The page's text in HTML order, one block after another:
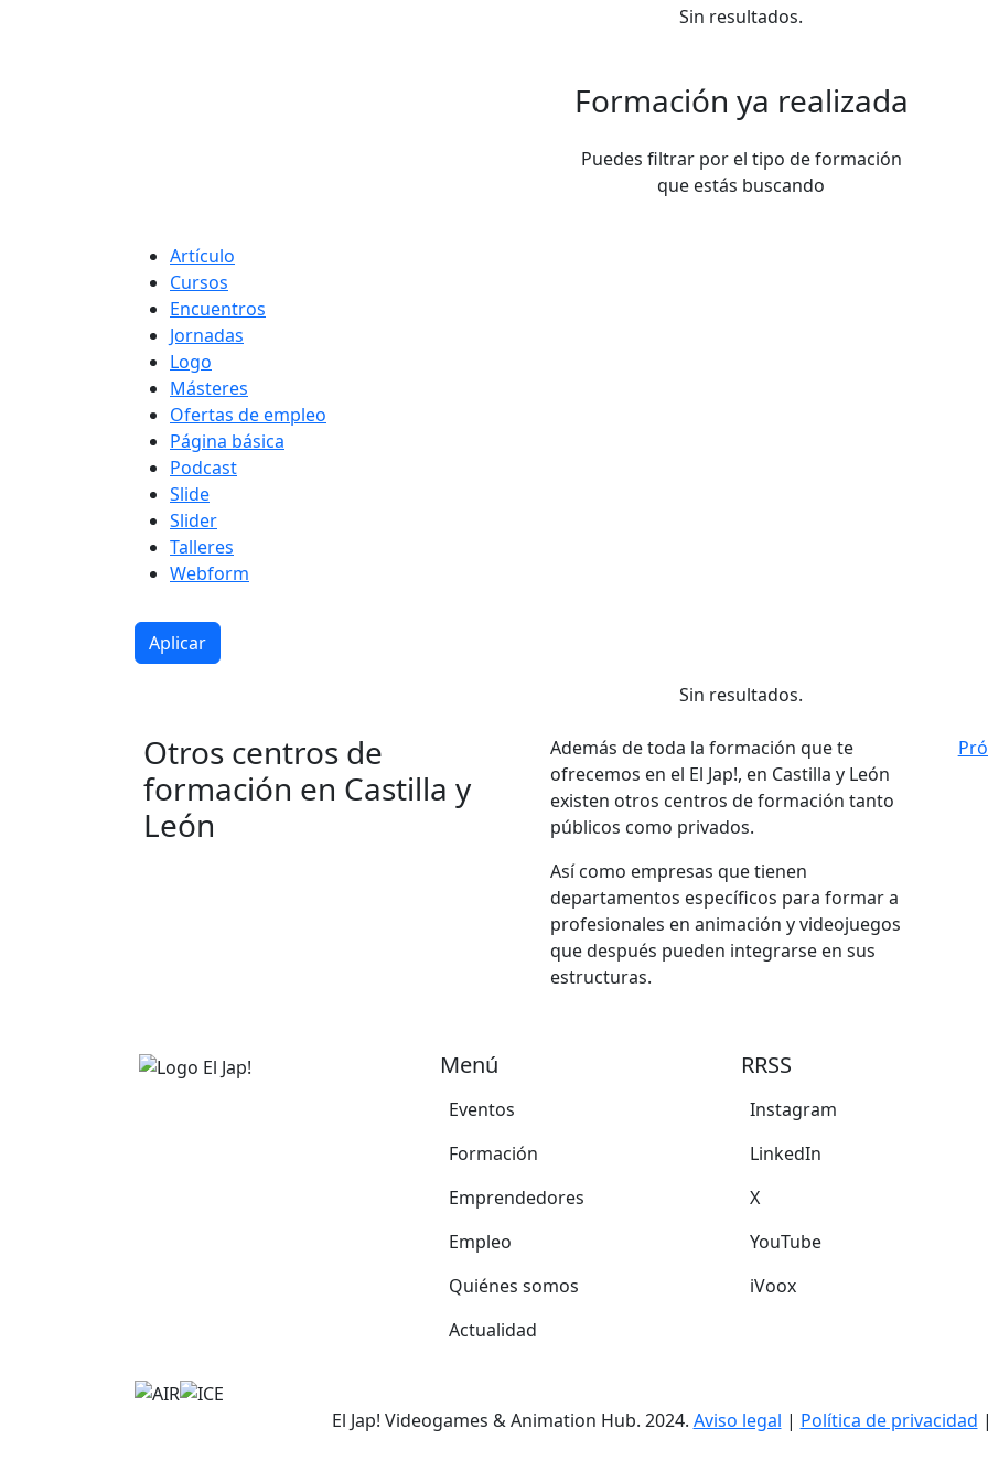
Sin resultados.
Formación ya realizada
Puedes filtrar por el tipo de formación
que estás buscando
Tipo de contenido
Artículo
Cursos
Encuentros
Jornadas
Logo
Másteres
Ofertas de empleo
Página básica
Podcast
Slide
Slider
Talleres
Webform
Sin resultados.
Otros centros de
formación en Castilla y
León
Además de toda la formación que te
ofrecemos en el El Jap!, en Castilla y León
existen otros centros de formación tanto
públicos como privados.
Así como empresas que tienen
departamentos específicos para formar a
profesionales en animación y videojuegos
que después pueden integrarse en sus
estructuras.
Menú
Eventos
Formación
Emprendedores
Empleo
Quiénes somos
Actualidad
RRSS
Instagram
LinkedIn
X
YouTube
iVoox
El Jap! Videogames & Animation Hub. 2024. Aviso legal | Política de privacidad |